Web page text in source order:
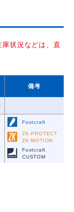
状況などは、直
備考
Footcraft
ZK-PROTECT
ZK-MOTION
Footcraft
CUSTOM